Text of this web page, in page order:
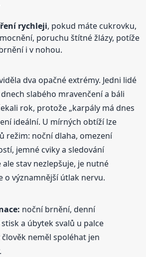
rychleji, pokud máte cukrovku,
poruchu štítné žlázy, potíže
i v nohou.
dva opačné extrémy. Jedni lidé
slabého mravenčení a báli
rok, protože „karpály má dnes
ideální. U mírných obtíží lze
režim: noční dlaha, omezení
jemné cviky a sledování
stav nezlepšuje, je nutné
o významnější útlak nervu.
noční brnění, denní
a úbytek svalů u palce
neměl spoléhat jen